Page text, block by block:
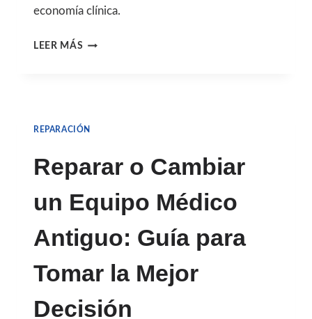
economía clínica.
LEER MÁSRIESGOS
CERTIFICADOS
SEGURIDAD
DIAGNÓSTICOS
EN
REPARACIÓN
Reparar o Cambiar
un Equipo Médico
Antiguo: Guía para
Tomar la Mejor
Decisión